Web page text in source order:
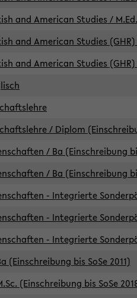
and American Studies /
and American Studies (GHR)
and American Studies (GHR)
/ Diplom
/ Ba (Einschreibung
/ Ba (Einschreibung
- Integrierte
- Integrierte
- Integrierte
(Einschreibung bis SoSe 2011)
(Einschreibung bis SoSe